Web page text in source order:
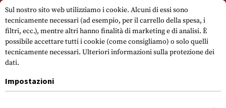
Si prega di notare che i tempi di consegna possono variare a causa di un
giorno festivo su 15.08.2026.
Sul nostro sito web utilizziamo i cookie. Alcuni di essi sono
tecnicamente necessari (ad esempio, per il carrello della spesa, i
filtri, ecc.), mentre altri hanno finalità di marketing e di analisi. È
possibile accettare tutti i cookie (come consigliamo) o solo quelli
tecnicamente necessari. Ulteriori informazioni sulla protezione dei
dati.
Impostazioni